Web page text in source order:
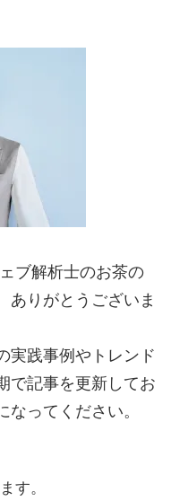
ブ解析士のお茶の
ありがとうございま
実践事例やトレンド
で記事を更新してお
ってください。
す。